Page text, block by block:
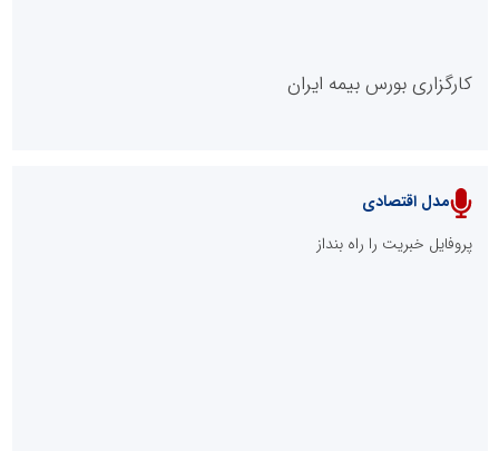
پایگاه خبری نهضت ملی مسکن
کارگزاری بورس بیمه ایران
مدل اقتصادی
پروفایل خبریت را راه بنداز